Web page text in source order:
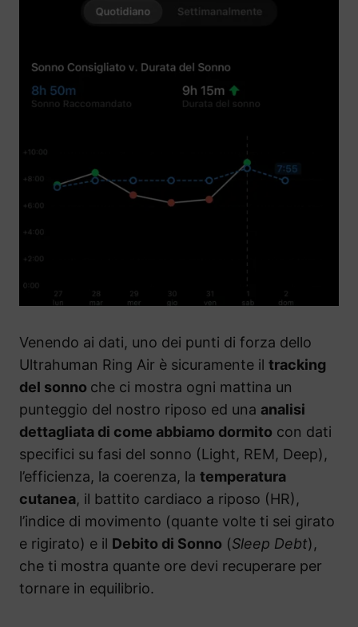
Venendo ai dati, uno dei punti di forza dello
Ultrahuman Ring Air è sicuramente il tracking
del sonno che ci mostra ogni mattina un
punteggio del nostro riposo ed una analisi
dettagliata di come abbiamo dormito con dati
specifici su fasi del sonno (Light, REM, Deep),
l’efficienza, la coerenza, la temperatura
cutanea, il battito cardiaco a riposo (HR),
l’indice di movimento (quante volte ti sei girato
e rigirato) e il Debito di Sonno (Sleep Debt),
che ti mostra quante ore devi recuperare per
tornare in equilibrio.